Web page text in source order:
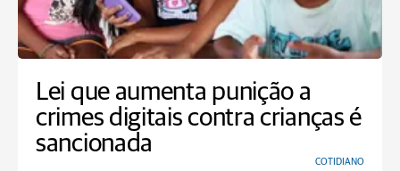
Lei que aumenta punição a
crimes digitais contra crianças é
sancionada
COTIDIANO